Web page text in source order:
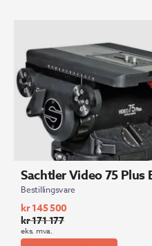
Sachtler Video 75 Plus
Bestillingsvare
kr171 177
Opprinnelig
pris
kr145 500
Nåværende
pris
eks. mva.